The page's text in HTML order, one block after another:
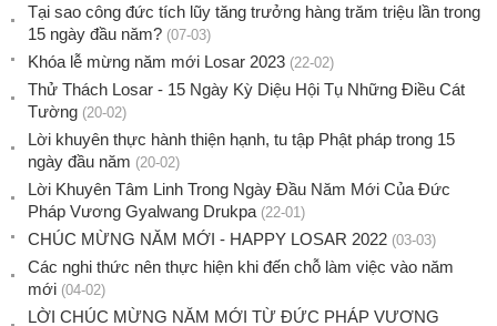
Tại sao công đức tích lũy tăng trưởng hàng trăm triệu lần trong
15 ngày đầu năm? (07-03)
Khóa lễ mừng năm mới Losar 2023 (22-02)
Thử Thách Losar - 15 Ngày Kỳ Diệu Hội Tụ Những Điều Cát
Tường (20-02)
Lời khuyên thực hành thiện hạnh, tu tập Phật pháp trong 15
ngày đầu năm (20-02)
Lời Khuyên Tâm Linh Trong Ngày Đầu Năm Mới Của Đức
Pháp Vương Gyalwang Drukpa (22-01)
CHÚC MỪNG NĂM MỚI - HAPPY LOSAR 2022 (03-03)
Các nghi thức nên thực hiện khi đến chỗ làm việc vào năm
mới (04-02)
LỜI CHÚC MỪNG NĂM MỚI TỪ ĐỨC PHÁP VƯƠNG